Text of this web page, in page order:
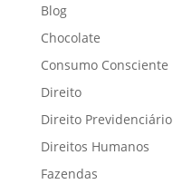
Blog
Chocolate
Consumo Consciente
Direito
Direito Previdenciário
Direitos Humanos
Fazendas